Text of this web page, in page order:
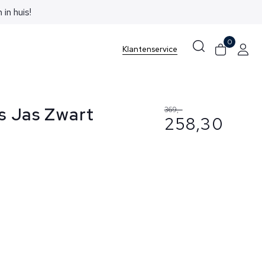
Klantenservice
0
Jas Zwart 369,-
258,30